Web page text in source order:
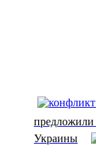
предложили
Украины